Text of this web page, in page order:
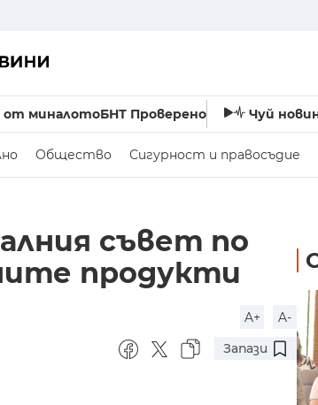
от миналотоБНТ Проверено Чуй
Общество Сигурност и правосъдие
съвет по
продукти
A+
A-
Запази